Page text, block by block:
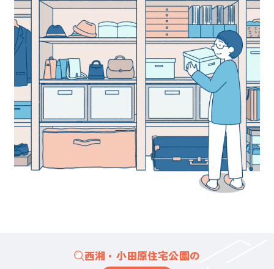
西湘・小田原住宅公園の